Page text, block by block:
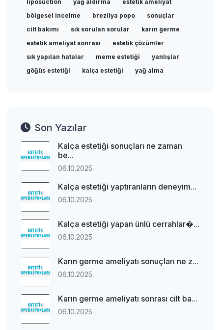
liposuction yağ aldırma
estetik ameliyat
bölgesel incelme
brezilya popo
sonuçlar
cilt bakımı
sık sorulan sorular
karın germe
estetik ameliyat sonrası
estetik çözümler
sık yapılan hatalar
meme estetiği
yanlışlar
göğüs estetiği
kalça estetiği yağ alma
Son Yazılar
Kalça estetiği sonuçları ne zaman
be...
06.10.2025
Kalça estetiği yaptıranların deneyim...
06.10.2025
Kalça estetiği yapan ünlü cerrahlar�...
06.10.2025
Karın germe ameliyatı sonuçları ne z...
06.10.2025
Karın germe ameliyatı sonrası cilt ba...
06.10.2025